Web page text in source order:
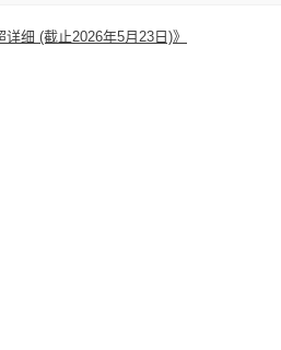
细 (截止2026年5月23日)》